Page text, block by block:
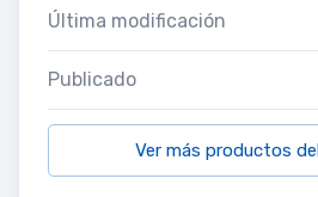
Última modificación
Publicado
Ver más productos